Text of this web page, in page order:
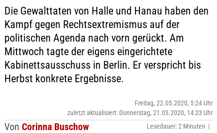
Die Gewalttaten von Halle und Hanau haben den
Kampf gegen Rechtsextremismus auf der
politischen Agenda nach vorn gerückt. Am
Mittwoch tagte der eigens eingerichtete
Kabinettsausschuss in Berlin. Er verspricht bis
Herbst konkrete Ergebnisse.
Von Corinna Buschow
Freitag, 22.05.2020, 5:24 Uhr
zuletzt aktualisiert: Donnerstag, 21.05.2020, 14:23 Uhr
Lesedauer: 2 Minuten |